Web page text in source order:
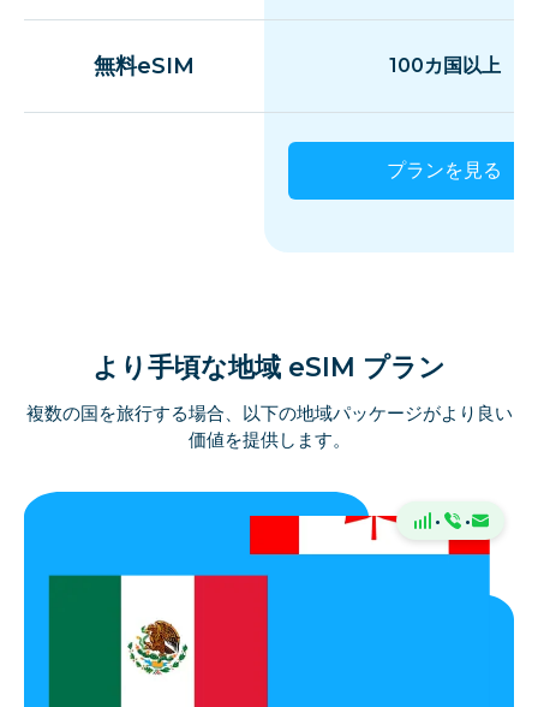
無料eSIM 100カ国以上
プランを見る
より手頃な地域 eSIM プラン
複数の国を旅行する場合、以下の地域パッケージがより良い
価値を提供します。
· ·